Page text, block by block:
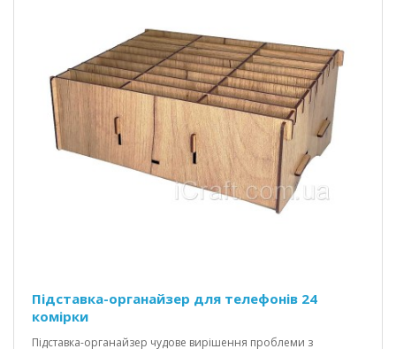
Підставка-органайзер для телефонів 24
комірки
Підставка-органайзер чудове вирішення проблеми з